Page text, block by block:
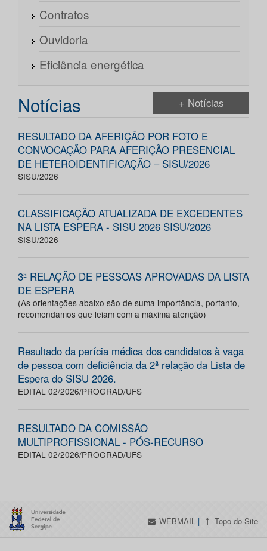
Contratos
Ouvidoria
Eficiência energética
Notícias + Notícias
RESULTADO DA AFERIÇÃO POR FOTO E
CONVOCAÇÃO PARA AFERIÇÃO PRESENCIAL
DE HETEROIDENTIFICAÇÃO – SISU/2026
SISU/2026
CLASSIFICAÇÃO ATUALIZADA DE EXCEDENTES
NA LISTA ESPERA - SISU 2026 SISU/2026
SISU/2026
3ª RELAÇÃO DE PESSOAS APROVADAS DA LISTA
DE ESPERA
(As orientações abaixo são de suma importância, portanto,
recomendamos que leiam com a máxima atenção)
Resultado da perícia médica dos candidatos à vaga
de pessoa com deficiência da 2ª relação da Lista de
Espera do SISU 2026.
EDITAL 02/2026/PROGRAD/UFS
RESULTADO DA COMISSÃO
MULTIPROFISSIONAL - PÓS-RECURSO
EDITAL 02/2026/PROGRAD/UFS
WEBMAIL | Topo do Site